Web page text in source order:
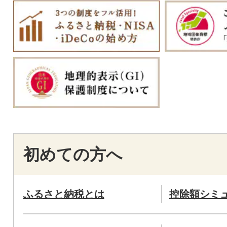
初めての方へ
ふるさと納税とは 控除額シミ